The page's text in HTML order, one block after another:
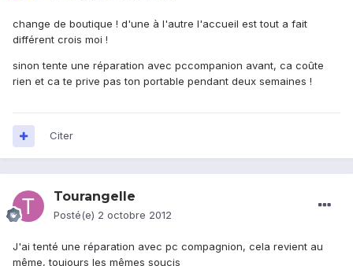
change de boutique ! d'une à l'autre l'accueil est tout a fait
différent crois moi !
sinon tente une réparation avec pccompanion avant, ca coûte
rien et ca te prive pas ton portable pendant deux semaines !
Citer
Tourangelle
Posté(e) 2 octobre 2012
J'ai tenté une réparation avec pc compagnion, cela revient au
même, toujours les mêmes soucis